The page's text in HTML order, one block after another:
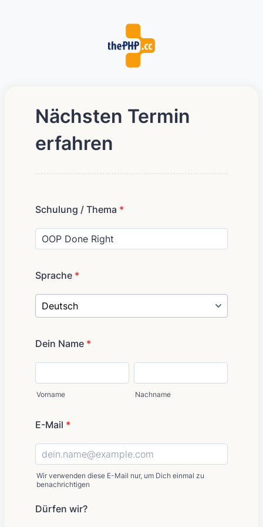
Nächsten Termin
erfahren
Schulung / Thema *
Sprache *
Dein Name *
Vorname Nachname
E-Mail *
Wir verwenden diese E-Mail nur, um Dich einmal zu
benachrichtigen
Dürfen wir?